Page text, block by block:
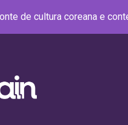
de cultura coreana e